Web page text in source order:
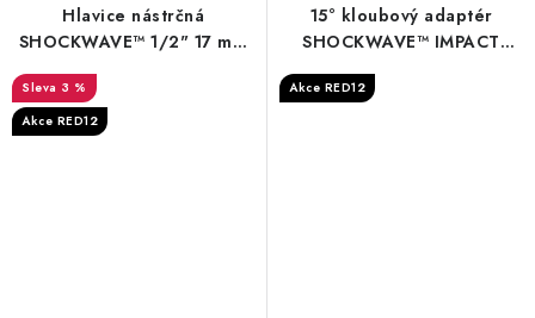
Hlavice nástrčná
SHOCKWAVE™ 1/2" 17 mm
Milwaukee
3 %
Akce RED12
15° kloubový adaptér
SHOCKWAVE™ IMPACT
DUTY ½″ - 1/2" impact
universal joint-1pc
Akce RED12